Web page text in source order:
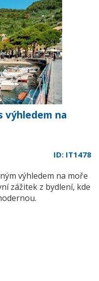
výhledem na
ID: IT1478
výhledem na moře
zážitek z bydlení, kde